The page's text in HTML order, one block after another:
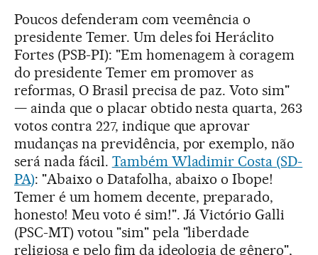
Poucos defenderam com veemência o
presidente Temer. Um deles foi Heráclito
Fortes (PSB-PI): "Em homenagem à coragem
do presidente Temer em promover as
reformas, O Brasil precisa de paz. Voto sim"
— ainda que o placar obtido nesta quarta, 263
votos contra 227, indique que aprovar
mudanças na previdência, por exemplo, não
será nada fácil. Também Wladimir Costa (SD-
PA): "Abaixo o Datafolha, abaixo o Ibope!
Temer é um homem decente, preparado,
honesto! Meu voto é sim!". Já Victório Galli
(PSC-MT) votou "sim" pela "liberdade
religiosa e pelo fim da ideologia de gênero",